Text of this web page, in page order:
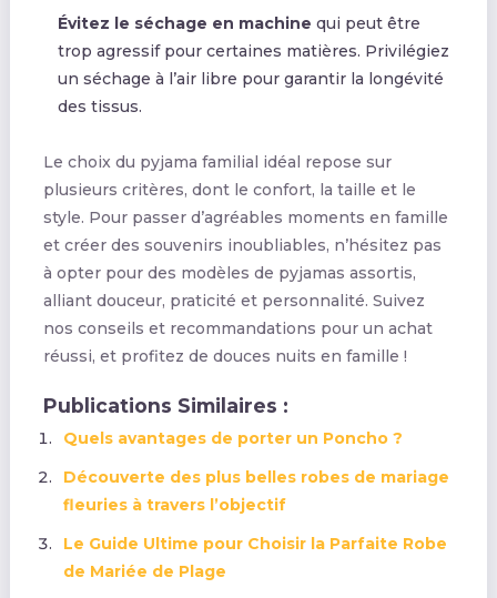
Évitez le séchage en machine qui peut être
trop agressif pour certaines matières. Privilégiez
un séchage à l’air libre pour garantir la longévité
des tissus.
Le choix du pyjama familial idéal repose sur
plusieurs critères, dont le confort, la taille et le
style. Pour passer d’agréables moments en famille
et créer des souvenirs inoubliables, n’hésitez pas
à opter pour des modèles de pyjamas assortis,
alliant douceur, praticité et personnalité. Suivez
nos conseils et recommandations pour un achat
réussi, et profitez de douces nuits en famille !
Publications Similaires :
Quels avantages de porter un Poncho ?
Découverte des plus belles robes de mariage
fleuries à travers l’objectif
Le Guide Ultime pour Choisir la Parfaite Robe
de Mariée de Plage